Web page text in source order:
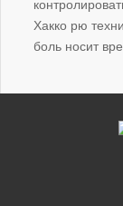
Хакко рю
боль носит